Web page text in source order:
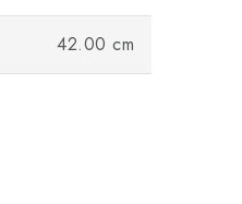
42.00 cm